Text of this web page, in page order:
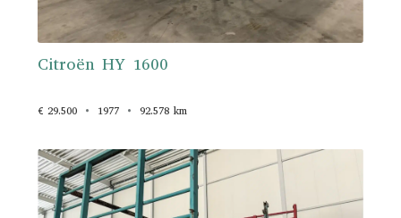
Citroën HY 1600
€ 29.500 1977 92.578 km